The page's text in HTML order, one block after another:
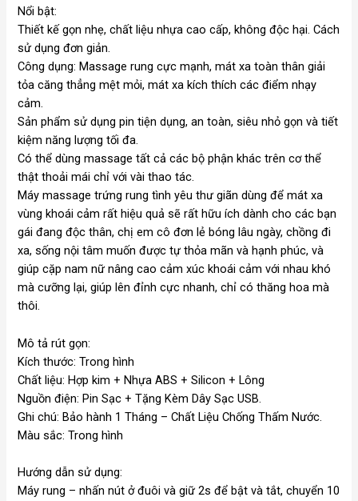
Nổi bật:
Thiết kế gọn nhẹ, chất liệu nhựa cao cấp, không độc hại. Cách
sử dụng đơn giản.
Công dụng: Massage rung cực mạnh, mát xa toàn thân giải
tỏa căng thẳng mệt mỏi, mát xa kích thích các điểm nhạy
cảm.
Sản phẩm sử dụng pin tiện dụng, an toàn, siêu nhỏ gọn và tiết
kiệm năng lượng tối đa.
Có thể dùng massage tất cả các bộ phận khác trên cơ thể
thật thoải mái chỉ với vài thao tác.
Máy massage trứng rung tình yêu thư giãn dùng để mát xa
vùng khoái cảm rất hiệu quả sẽ rất hữu ích dành cho các bạn
gái đang độc thân, chị em cô đơn lẻ bóng lâu ngày, chồng đi
xa, sống nội tâm muốn được tự thỏa mãn và hạnh phúc, và
giúp cặp nam nữ nâng cao cảm xúc khoái cảm với nhau khó
mà cưỡng lại, giúp lên đỉnh cực nhanh, chỉ có thăng hoa mà
thôi.
Mô tả rút gọn:
Kích thước: Trong hình
Chất liệu: Hợp kim + Nhựa ABS + Silicon + Lông
Nguồn điện: Pin Sạc + Tặng Kèm Dây Sạc USB.
Ghi chú: Bảo hành 1 Tháng – Chất Liệu Chống Thấm Nước.
Màu sắc: Trong hình
Hướng dẫn sử dụng:
Máy rung – nhấn nút ở đuôi và giữ 2s để bật và tắt, chuyển 10